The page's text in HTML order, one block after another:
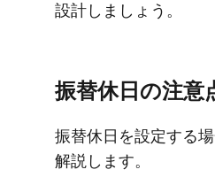
設計しましょう。
振替休日の​注意
振替休日を​設定する​
解説します。